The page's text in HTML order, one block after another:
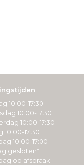
10:00-17:30
10:00-17:30
10:00-17:30
10:00-17:30
10:00-17:00
gesloten*
op afspraak